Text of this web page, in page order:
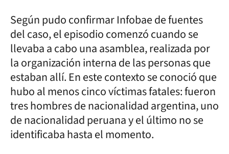
Según pudo confirmar Infobae de fuentes
del caso, el episodio comenzó cuando se
llevaba a cabo una asamblea, realizada por
la organización interna de las personas que
estaban allí. En este contexto se conoció que
hubo al menos cinco víctimas fatales: fueron
tres hombres de nacionalidad argentina, uno
de nacionalidad peruana y el último no se
identificaba hasta el momento.